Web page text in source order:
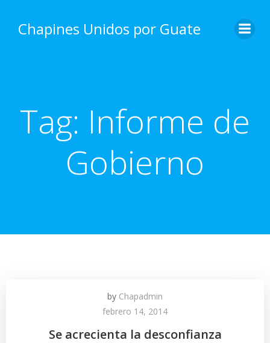
content
Chapines Unidos por Guate
Tag: Informe de
Gobierno
by Chapadmin
febrero 14, 2014
Se acrecienta la desconfianza